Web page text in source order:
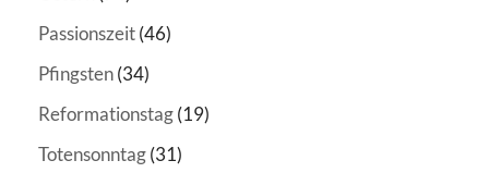
Passionszeit(46)
Pfingsten(34)
Reformationstag(19)
Totensonntag(31)